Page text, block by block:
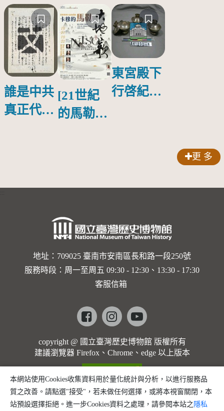
誰是中共
真正代言
[21世紀
的馬勒、
的依戀—
勒大地之
歌]【對
世界與生
命的依戀
馬勒大地
之歌】
東宮殿下
行啓紀念
更 多
地址：709025 臺南市安南區長和路一段250號
服務時段：周一至周五 09:30 - 12:30、13:30 - 17:30
客服信箱
Facebookinstagramyoutube
copyright @ 國立臺灣歷史博物館 版權所有
建議瀏覽器 Firefox、Chrome、edge 以上版本
本網站使用Cookies收集資料用於量化統計與分析，以進行服務品
質之改善。請點選"接受"，若未做任何選擇，或將本視窗關閉，本
站預設選擇拒絕。進一步Cookies資料之處理，請參閱本站之 隱私